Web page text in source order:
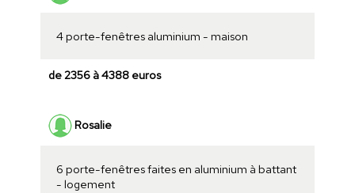
4 porte-fenêtres aluminium - maison
de 2356 à 4388 euros
Rosalie
6 porte-fenêtres faites en aluminium à battant
- logement